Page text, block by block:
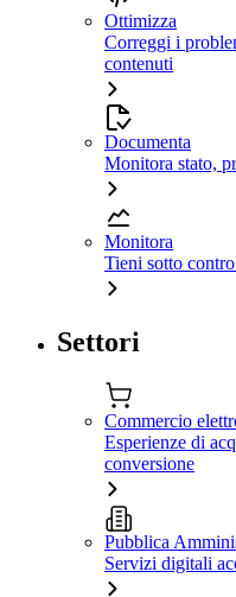
Ottimizza
Correggi i
contenuti
Documenta
Monitora stato,
Monitora
Tieni sotto
Settori
Commercio
Esperienze di
conversione
Pubblica
Servizi digitali